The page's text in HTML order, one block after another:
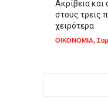
Ακρίβεια και
στους τρεις
χειρότερα
ΟΙΚΟΝΟΜΙΑ,